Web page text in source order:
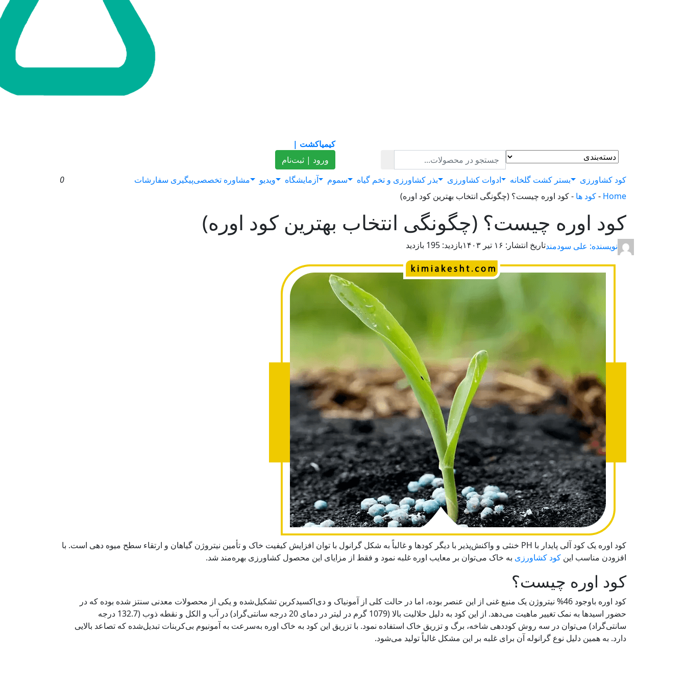
کیمیاکشت |
ورود | ثبت‌نام
کود کشاورزی
بستر کشت گلخانه ادوات کشاورزی بذر کشاورزی و تخم گیاه سموم آزمایشگاه ویدیو مشاوره تخصصیپیگیری سفارشات
0
Home
-کود ها -کود اوره چیست؟ (چگونگی انتخاب بهترین کود اوره)
کود اوره چیست؟ (چگونگی انتخاب بهترین کود اوره)
نویسنده: علی سودمندتاریخ انتشار: ۱۶ تیر ۱۴۰۳ بازدید: 195 بازدید
کود اوره یک کود آلی پایدار با PH خنثی و واکنش‌پذیر با دیگر کودها و غالباً به شکل گرانول با توان افزایش کیفیت خاک و تأمین نیتروژن گیاهان و ارتقاء سطح میوه دهی است. با
افزودن مناسب این کود کشاورزی به خاک می‌توان بر معایب اوره غلبه نمود و فقط از مزایای این محصول کشاورزی بهره‌مند شد.
کود اوره چیست؟
کود اوره باوجود 46% نیتروژن یک منبع غنی از این عنصر بوده، اما در حالت کلی از آمونیاک و دی‌اکسیدکربن تشکیل‌شده و یکی از محصولات معدنی سنتز شده بوده که در
حضور اسیدها به نمک تغییر ماهیت می‌دهد. از این کود به دلیل حلالیت بالا (1079 گرم در لیتر در دمای 20 درجه سانتی‌گراد) در آب و الکل و نقطه ذوب (132.7 درجه
سانتی‌گراد) می‌توان در سه روش کوددهی شاخه، برگ و تزریق خاک استفاده نمود. با تزریق این کود به خاک اوره به‌سرعت به آمونیوم بی‌کربنات تبدیل‌شده که تصاعد بالایی
دارد. به همین دلیل نوع گرانوله آن برای غلبه بر این مشکل غالباً تولید می‌شود.